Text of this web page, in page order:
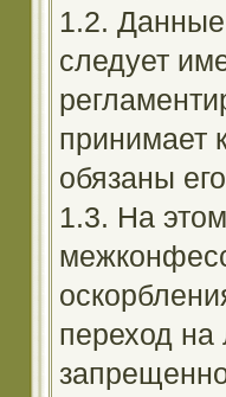
1.2. Данные
следует
принимает
обязаны
1.3. На
переход на